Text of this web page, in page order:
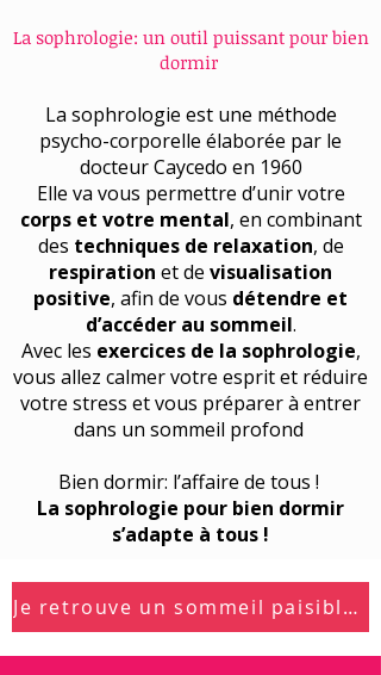
La sophrologie: un outil puissant pour bien
dormir
La sophrologie est une méthode
psycho-corporelle élaborée par le
docteur Caycedo en 1960
Elle va vous permettre d’unir votre
corps et votre mental, en combinant
des techniques de relaxation, de
respiration et de visualisation
positive, afin de vous détendre et
d’accéder au sommeil.
Avec les exercices de la sophrologie,
vous allez calmer votre esprit et réduire
votre stress et vous préparer à entrer
dans un sommeil profond
Bien dormir: l’affaire de tous !
La sophrologie pour bien dormir
s’adapte à tous !
Je retrouve un sommeil paisible !